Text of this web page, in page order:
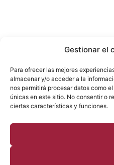
Gestionar el
Para ofrecer las mejores
almacenar y/o acceder a la
nos permitirá procesar datos como
únicas en este sitio. No consentir o
ciertas características y funciones.